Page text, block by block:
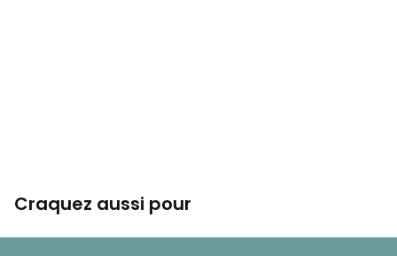
Craquez aussi pour